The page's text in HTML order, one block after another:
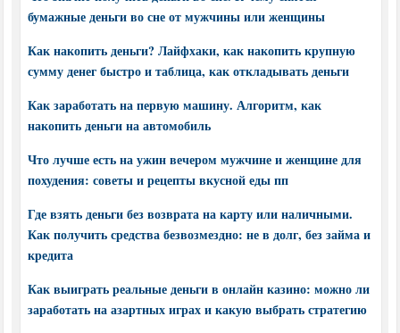
бумажные деньги во сне от мужчины или женщины
Как накопить деньги? Лайфхаки, как накопить крупную
сумму денег быстро и таблица, как откладывать деньги
Как заработать на первую машину. Алгоритм, как
накопить деньги на автомобиль
Что лучше есть на ужин вечером мужчине и женщине для
похудения: советы и рецепты вкусной еды пп
Где взять деньги без возврата на карту или наличными.
Как получить средства безвозмездно: не в долг, без займа и
кредита
Как выиграть реальные деньги в онлайн казино: можно ли
заработать на азартных играх и какую выбрать стратегию